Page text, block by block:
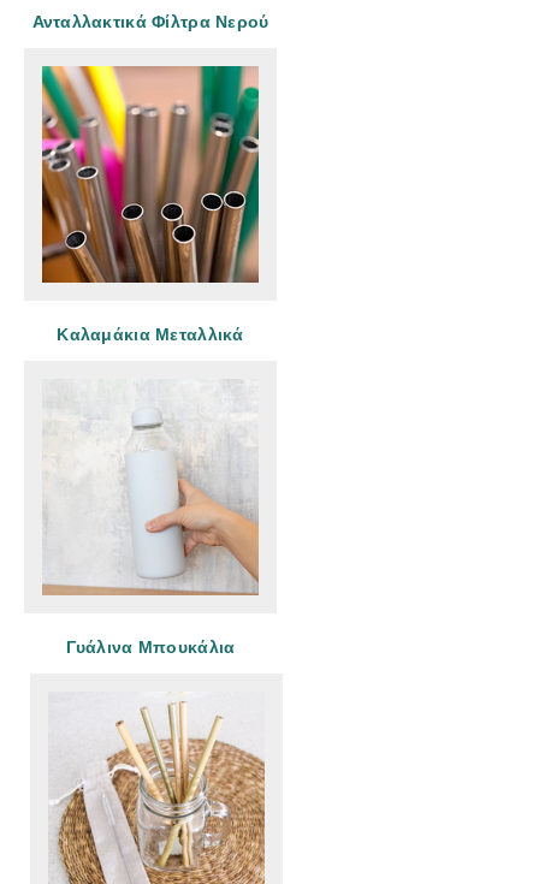
Ανταλλακτικά Φίλτρα Νερού
Καλαμάκια Μεταλλικά
Γυάλινα Μπουκάλια